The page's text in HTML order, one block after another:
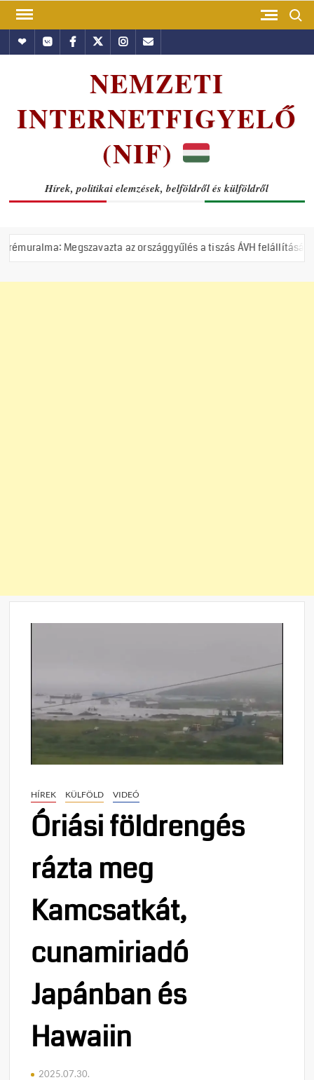
Skip
contentHundubVkontakte
Facebook
TwitterInstagram
Email
NEMZETI
INTERNETFIGYELŐ
(NIF)
Hírek, politikai elemzések, belföldről és külföldről
az országgyűlés a tiszás ÁVH felállítását! Putyin:
HÍREK KÜLFÖLD VIDEÓ
Óriási földrengés
rázta meg
Kamcsatkát,
cunamiriadó
Japánban és
Hawaiin
2025.07.30.